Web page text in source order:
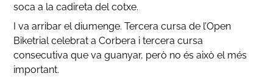
soca a la cadireta del cotxe.
I va arribar el diumenge. Tercera cursa de l’Open
Biketrial celebrat a Corbera i tercera cursa
consecutiva que va guanyar, però no és això el més
important.